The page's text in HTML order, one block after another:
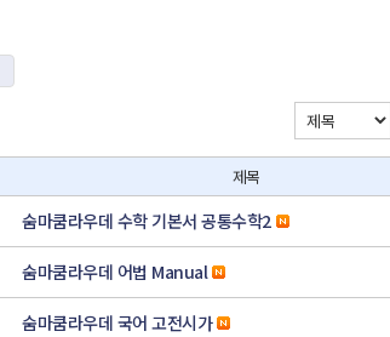
제목
숨마쿰라우데 수학 기본서 공통수학2
숨마쿰라우데 어법 Manual
숨마쿰라우데 국어 고전시가